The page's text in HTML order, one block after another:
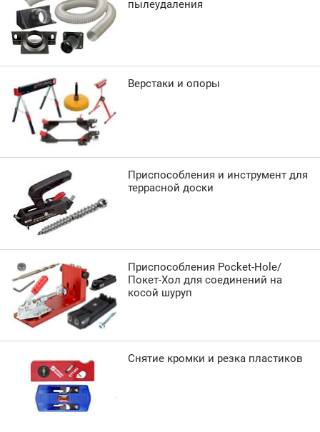
пылеудаления
Верстаки и опоры
Приспособления и инструмент для
террасной доски
Приспособления Pocket-Hole/
Покет-Хол для соединений на
косой шуруп
Снятие кромки и резка пластиков